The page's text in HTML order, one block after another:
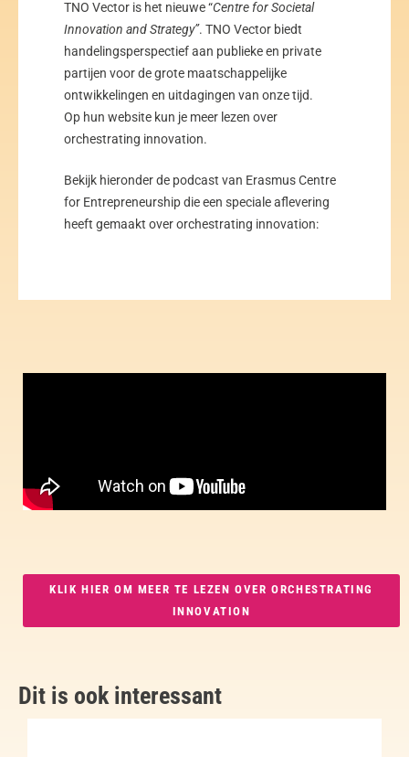
TNO Vector is het nieuwe “Centre for Societal
Innovation and Strategy”. TNO Vector biedt
handelingsperspectief aan publieke en private
partijen voor de grote maatschappelijke
ontwikkelingen en uitdagingen van onze tijd.
Op hun website kun je meer lezen over
orchestrating innovation.
Bekijk hieronder de podcast van Erasmus Centre
for Entrepreneurship die een speciale aflevering
heeft gemaakt over orchestrating innovation:
KLIK HIER OM MEER TE LEZEN OVER ORCHESTRATING
INNOVATION
Dit is ook interessant